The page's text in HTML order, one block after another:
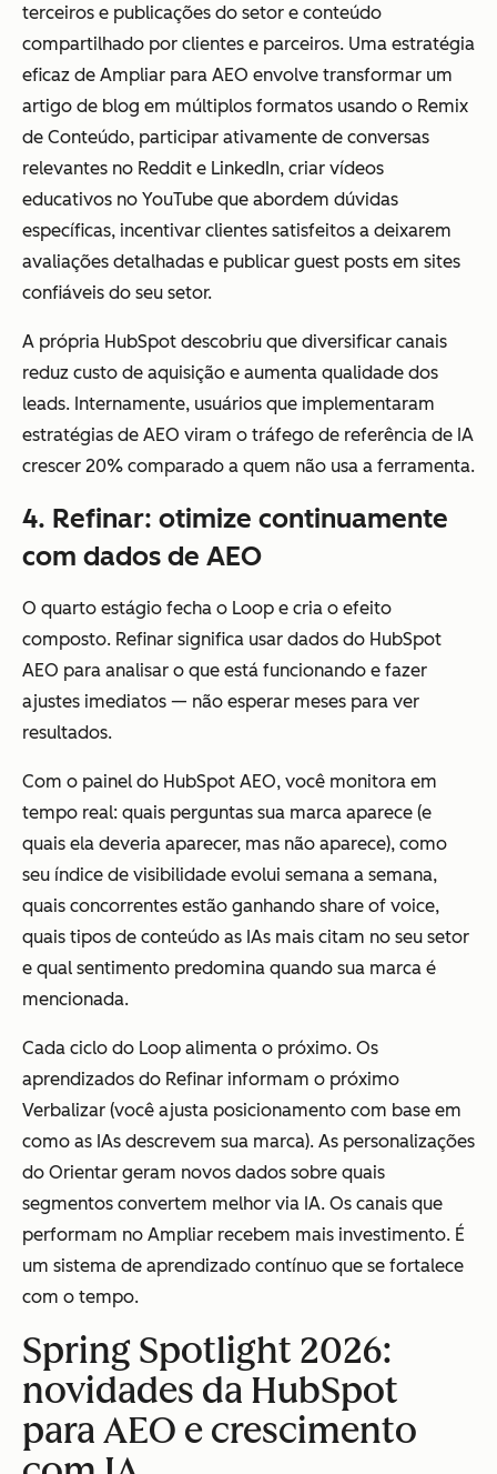
terceiros e publicações do setor e conteúdo
compartilhado por clientes e parceiros. Uma estratégia
eficaz de Ampliar para AEO envolve transformar um
artigo de blog em múltiplos formatos usando o Remix
de Conteúdo, participar ativamente de conversas
relevantes no Reddit e LinkedIn, criar vídeos
educativos no YouTube que abordem dúvidas
específicas, incentivar clientes satisfeitos a deixarem
avaliações detalhadas e publicar guest posts em sites
confiáveis do seu setor.
A própria HubSpot descobriu que diversificar canais
reduz custo de aquisição e aumenta qualidade dos
leads. Internamente, usuários que implementaram
estratégias de AEO viram o tráfego de referência de IA
crescer 20% comparado a quem não usa a ferramenta.
4. Refinar: otimize continuamente
com dados de AEO
O quarto estágio fecha o Loop e cria o efeito
composto. Refinar significa usar dados do HubSpot
AEO para analisar o que está funcionando e fazer
ajustes imediatos — não esperar meses para ver
resultados.
Com o painel do HubSpot AEO, você monitora em
tempo real: quais perguntas sua marca aparece (e
quais ela deveria aparecer, mas não aparece), como
seu índice de visibilidade evolui semana a semana,
quais concorrentes estão ganhando share of voice,
quais tipos de conteúdo as IAs mais citam no seu setor
e qual sentimento predomina quando sua marca é
mencionada.
Cada ciclo do Loop alimenta o próximo. Os
aprendizados do Refinar informam o próximo
Verbalizar (você ajusta posicionamento com base em
como as IAs descrevem sua marca). As personalizações
do Orientar geram novos dados sobre quais
segmentos convertem melhor via IA. Os canais que
performam no Ampliar recebem mais investimento. É
um sistema de aprendizado contínuo que se fortalece
com o tempo.
Spring Spotlight 2026:
novidades da HubSpot
para AEO e crescimento